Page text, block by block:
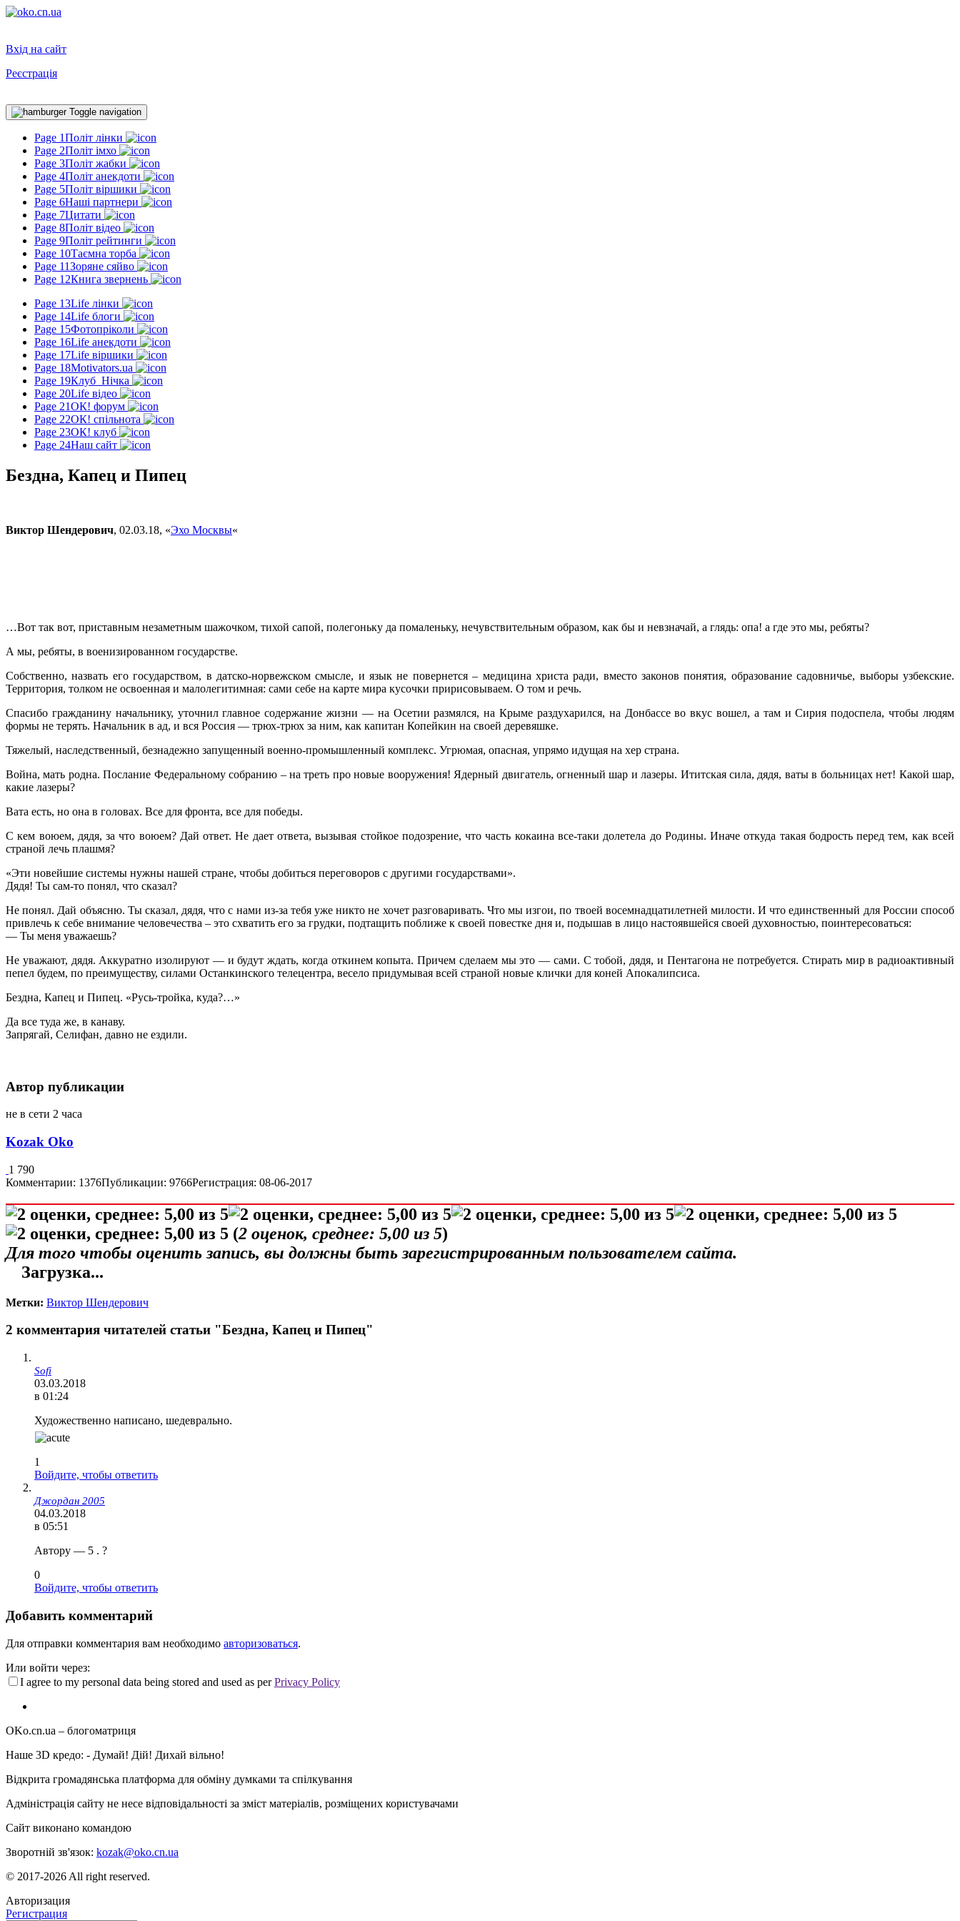
Вхід на сайт
Реєстрація
Toggle navigation
Page 1Політ лінки
Page 2Політ імхо
Page 3Політ жабки
Page 4Політ анекдоти
Page 5Політ віршики
Page 6Наші партнери
Page 7Цитати
Page 8Політ відео
Page 9Політ рейтинги
Page 10Таємна торба
Page 11Зоряне сяйво
Page 12Книга звернень
Page 13Life лінки
Page 14Life блоги
Page 15Фотопріколи
Page 16Life анекдоти
Page 17Life віршики
Page 18Motivators.ua
Page 19Клуб_Нічка
Page 20Life відео
Page 21ОК! форум
Page 22ОК! спільнота
Page 23ОК! клуб
Page 24Наш сайт
Бездна, Капец и Пипец
Виктор Шендерович, 02.03.18, «Эхо Москвы«
…Вот так вот, приставным незаметным шажочком, тихой сапой, полегоньку да помаленьку, нечувствительным образом, как бы и невзначай, а глядь: опа! а где это мы, ребяты?
А мы, ребяты, в военизированном государстве.
Собственно, назвать его государством, в датско-норвежском смысле, и язык не повернется – медицина христа ради, вместо законов понятия, образование садовничье, выборы узбекские.
Территория, толком не освоенная и малолегитимная: сами себе на карте мира кусочки пририсовываем. О том и речь.
Спасибо гражданину начальнику, уточнил главное содержание жизни — на Осетии размялся, на Крыме раздухарился, на Донбассе во вкус вошел, а там и Сирия подоспела, чтобы людям
формы не терять. Начальник в ад, и вся Россия — трюх-трюх за ним, как капитан Копейкин на своей деревяшке.
Тяжелый, наследственный, безнадежно запущенный военно-промышленный комплекс. Угрюмая, опасная, упрямо идущая на хер страна.
Война, мать родна. Послание Федеральному собранию – на треть про новые вооружения! Ядерный двигатель, огненный шар и лазеры. Ититская сила, дядя, ваты в больницах нет! Какой шар,
какие лазеры?
Вата есть, но она в головах. Все для фронта, все для победы.
С кем воюем, дядя, за что воюем? Дай ответ. Не дает ответа, вызывая стойкое подозрение, что часть кокаина все-таки долетела до Родины. Иначе откуда такая бодрость перед тем, как всей
страной лечь плашмя?
«Эти новейшие системы нужны нашей стране, чтобы добиться переговоров с другими государствами».
Дядя! Ты сам-то понял, что сказал?
Не понял. Дай объясню. Ты сказал, дядя, что с нами из-за тебя уже никто не хочет разговаривать. Что мы изгои, по твоей восемнадцатилетней милости. И что единственный для России cпособ
привлечь к себе внимание человечества – это схватить его за грудки, подтащить поближе к своей повестке дня и, подышав в лицо настоявшейся своей духовностью, поинтересоваться:
— Ты меня уважаешь?
Не уважают, дядя. Аккуратно изолируют — и будут ждать, когда откинем копыта. Причем сделаем мы это — сами. С тобой, дядя, и Пентагона не потребуется. Стирать мир в радиоактивный
пепел будем, по преимуществу, силами Останкинского телецентра, весело придумывая всей страной новые клички для коней Апокалипсиса.
Бездна, Капец и Пипец. «Русь-тройка, куда?…»
Да все туда же, в канаву.
Запрягай, Селифан, давно не ездили.
Автор публикации
не в сети 2 часа
Kozak Oko
1 790
Комментарии: 1376Публикации: 9766Регистрация: 08-06-2017
(2 оценок, среднее: 5,00 из 5)
Для того чтобы оценить запись, вы должны быть зарегистрированным пользователем сайта.
Загрузка...
Метки: Виктор Шендерович
2 комментария читателей статьи "Бездна, Капец и Пипец"
Sofi
03.03.2018
в 01:24
Художественно написано, шедеврально.
1
Войдите, чтобы ответить
Джордан 2005
04.03.2018
в 05:51
Автору — 5 . ?
0
Войдите, чтобы ответить
Добавить комментарий
Для отправки комментария вам необходимо авторизоваться.
Или войти через:
I agree to my personal data being stored and used as perPrivacy Policy
OKo.cn.ua – блогоматриця
Наше 3D кредо: - Думай! Дій! Дихай вільно!
Відкрита громадянська платформа для обміну думками та спілкування
Адміністрація сайту не несе відповідальності за зміст матеріалів, розміщених користувачами
Сайт виконано командою
Зворотній зв'язок: kozak@oko.cn.ua
© 2017-2026 All right reserved.
Авторизация
Регистрация